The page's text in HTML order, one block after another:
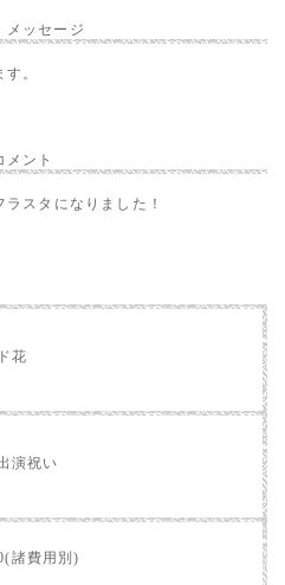
メッセージ
。
ント
スタになりました！
花
演祝い
諸費用別)